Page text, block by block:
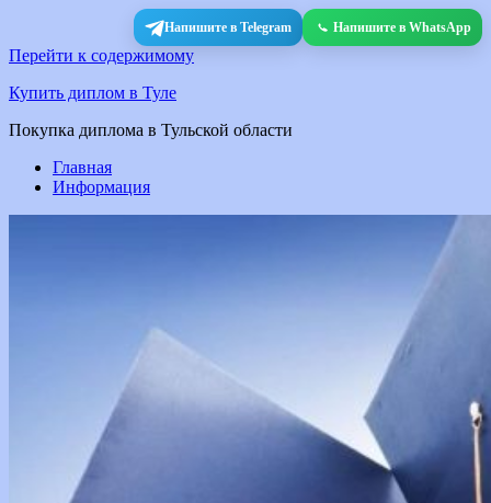
Напишите в Telegram Напишите в WhatsApp
Перейти к содержимому
Купить диплом в Туле
Покупка диплома в Тульской области
Главная
Информация